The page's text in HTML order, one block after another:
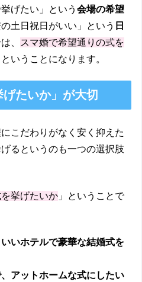
挙げたい」という会場の希望
土日祝日がいい」という 日
、
スマ婚で希望通りの式を
ということになります。
げたいか」が大切
こだわりがなく安く抑えた
るというのも一つの選択肢
挙げたいか 」ということで
いホテルで豪華な結婚式を
アットホームな式にしたい